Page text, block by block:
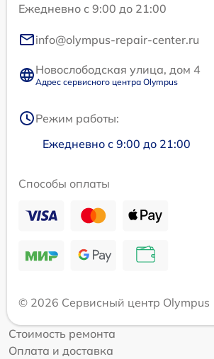
Ежедневно с 9:00 до 21:00
info@olympus-repair-center.ru
Новослободская улица, дом 4
Адрес сервисного центра Olympus
Режим работы:
Ежедневно с 9:00 до 21:00
Способы оплаты
© 2026 Сервисный центр Olympus
Стоимость ремонта
Оплата и доставка